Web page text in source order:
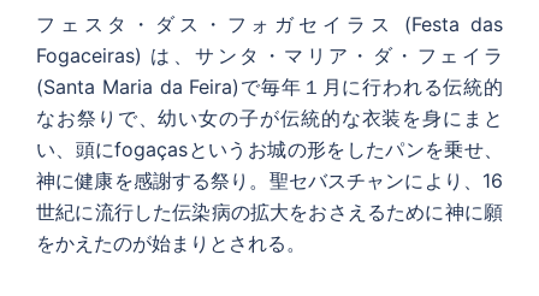
フェスタ・ダス・フォガセイラス (Festa das
Fogaceiras) は、サンタ・マリア・ダ・フェイラ
(Santa Maria da Feira)で毎年１月に行われる伝統的
なお祭りで、幼い女の子が伝統的な衣装を身にまと
い、頭にfogaçasというお城の形をしたパンを乗せ、
神に健康を感謝する祭り。聖セバスチャンにより、16
世紀に流行した伝染病の拡大をおさえるために神に願
をかえたのが始まりとされる。